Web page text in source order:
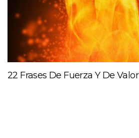
22 Frases De Fuerza Y De Valor